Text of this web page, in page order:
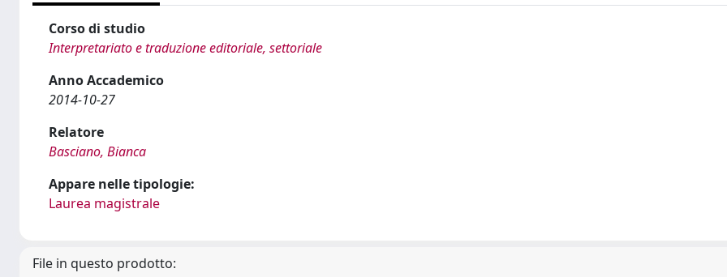
Corso di studio
Interpretariato e traduzione editoriale, settoriale
Anno Accademico
2014-10-27
Relatore
Basciano, Bianca
Appare nelle tipologie:
Laurea magistrale
File in questo prodotto: